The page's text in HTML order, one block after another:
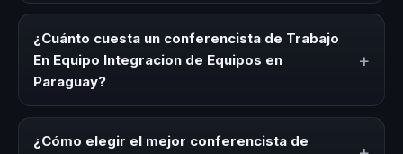
generar reflexión, inspiración y herramientas aplicables
Integracion de Equipos para kick-offs, convenciones
anuales, programas de desarrollo, eventos de integración
o cuando tu organización necesita impulsar un cambio
cultural relacionado con esta temática.
¿Cuánto cuesta un conferencista de Trabajo
En Equipo Integracion de Equipos en
Paraguay?
+
modalidad (presencial o virtual) y la duración del evento.
¿Cómo elegir el mejor conferencista de